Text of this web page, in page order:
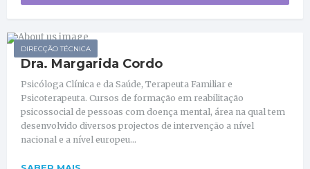
DIRECÇÃO TÉCNICA
Dra. Margarida Cordo
Psicóloga Clínica e da Saúde, Terapeuta Familiar e
Psicoterapeuta. Cursos de formação em reabilitação
psicossocial de pessoas com doença mental, área na qual tem
desenvolvido diversos projectos de intervenção a nível
nacional e a nível europeu...